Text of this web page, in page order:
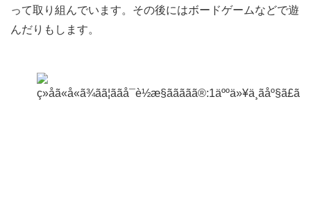
って取り組んでいます。その後にはボードゲームなどで遊
んだりもします。